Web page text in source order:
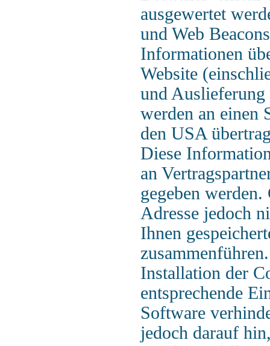
ausgewertet
und Web
Informationen
Website
und Auslieferung
werden an einen
den USA
Diese
an
gegeben
Adresse jedoch
Ihnen
Installation der
entsprechende
Software
jedoch darauf